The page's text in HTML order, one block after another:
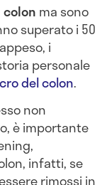
ma sono
superato i 50
i
personale
del colon.
non
è importante
infatti, se
rimossi in